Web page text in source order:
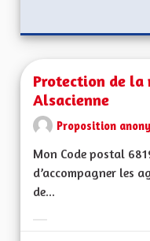
Protection de la
Alsacienne
Proposition
Mon Code postal
d’accompagner les
de...